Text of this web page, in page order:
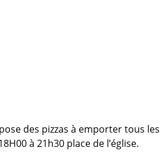
des pizzas à emporter tous les
à 21h30 place de l’église.